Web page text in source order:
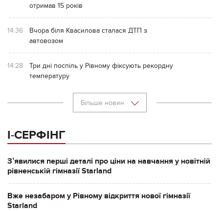
отримав 15 років
14:36
Вчора біля Квасилова сталася ДТП з
автовозом
14:28
Три дні поспіль у Рівному фіксують рекордну
температуру
Більше новин
І-СЕРФІНГ
Зʼявилися перші деталі про ціни на навчання у новітній
рівненській гімназії Starland
Вже незабаром у Рівному відкриття нової гімназії
Starland